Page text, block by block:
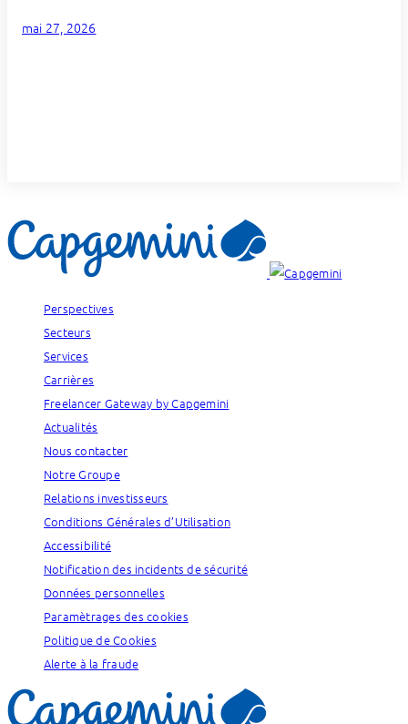
mai 27, 2026
Perspectives
Secteurs
Services
Carrières
Freelancer Gateway by Capgemini
Actualités
Nous contacter
Notre Groupe
Relations investisseurs
Conditions Générales d’Utilisation
Accessibilité
Notification des incidents de sécurité
Données personnelles
Paramètrages des cookies
Politique de Cookies
Alerte à la fraude